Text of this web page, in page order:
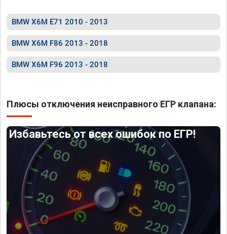
BMW X6M E71 2010 - 2013
BMW X6M F86 2013 - 2018
BMW X6M F96 2013 - 2018
Плюсы отключения неисправного ЕГР клапана:
Избавьтесь от всех ошибок по ЕГР!